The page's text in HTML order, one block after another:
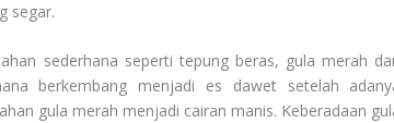
segar.
sederhana seperti tepung beras, gula merah
berkembang menjadi es dawet setelah
gula merah menjadi cairan manis. Keberadaan